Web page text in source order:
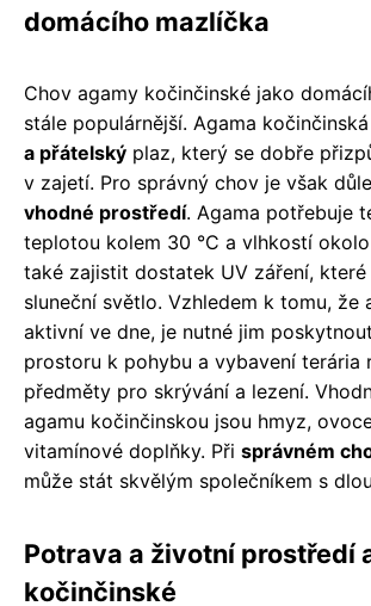
domácího mazlíčka
Chov agamy kočinčinské jako
stále populárnější. Agama
a přátelský plaz, který se dobře
v zajetí. Pro správný chov je však
vhodné prostředí. Agama potřebuje
teplotou kolem 30 °C a vlhkostí
také zajistit dostatek UV záření,
sluneční světlo. Vzhledem k tomu, že
aktivní ve dne, je nutné jim
prostoru k pohybu a vybavení terária
předměty pro skrývání a lezení.
agamu kočinčinskou jsou hmyz,
vitamínové doplňky. Při správném
může stát skvělým společníkem s
Potrava a životní prostředí
kočinčinské